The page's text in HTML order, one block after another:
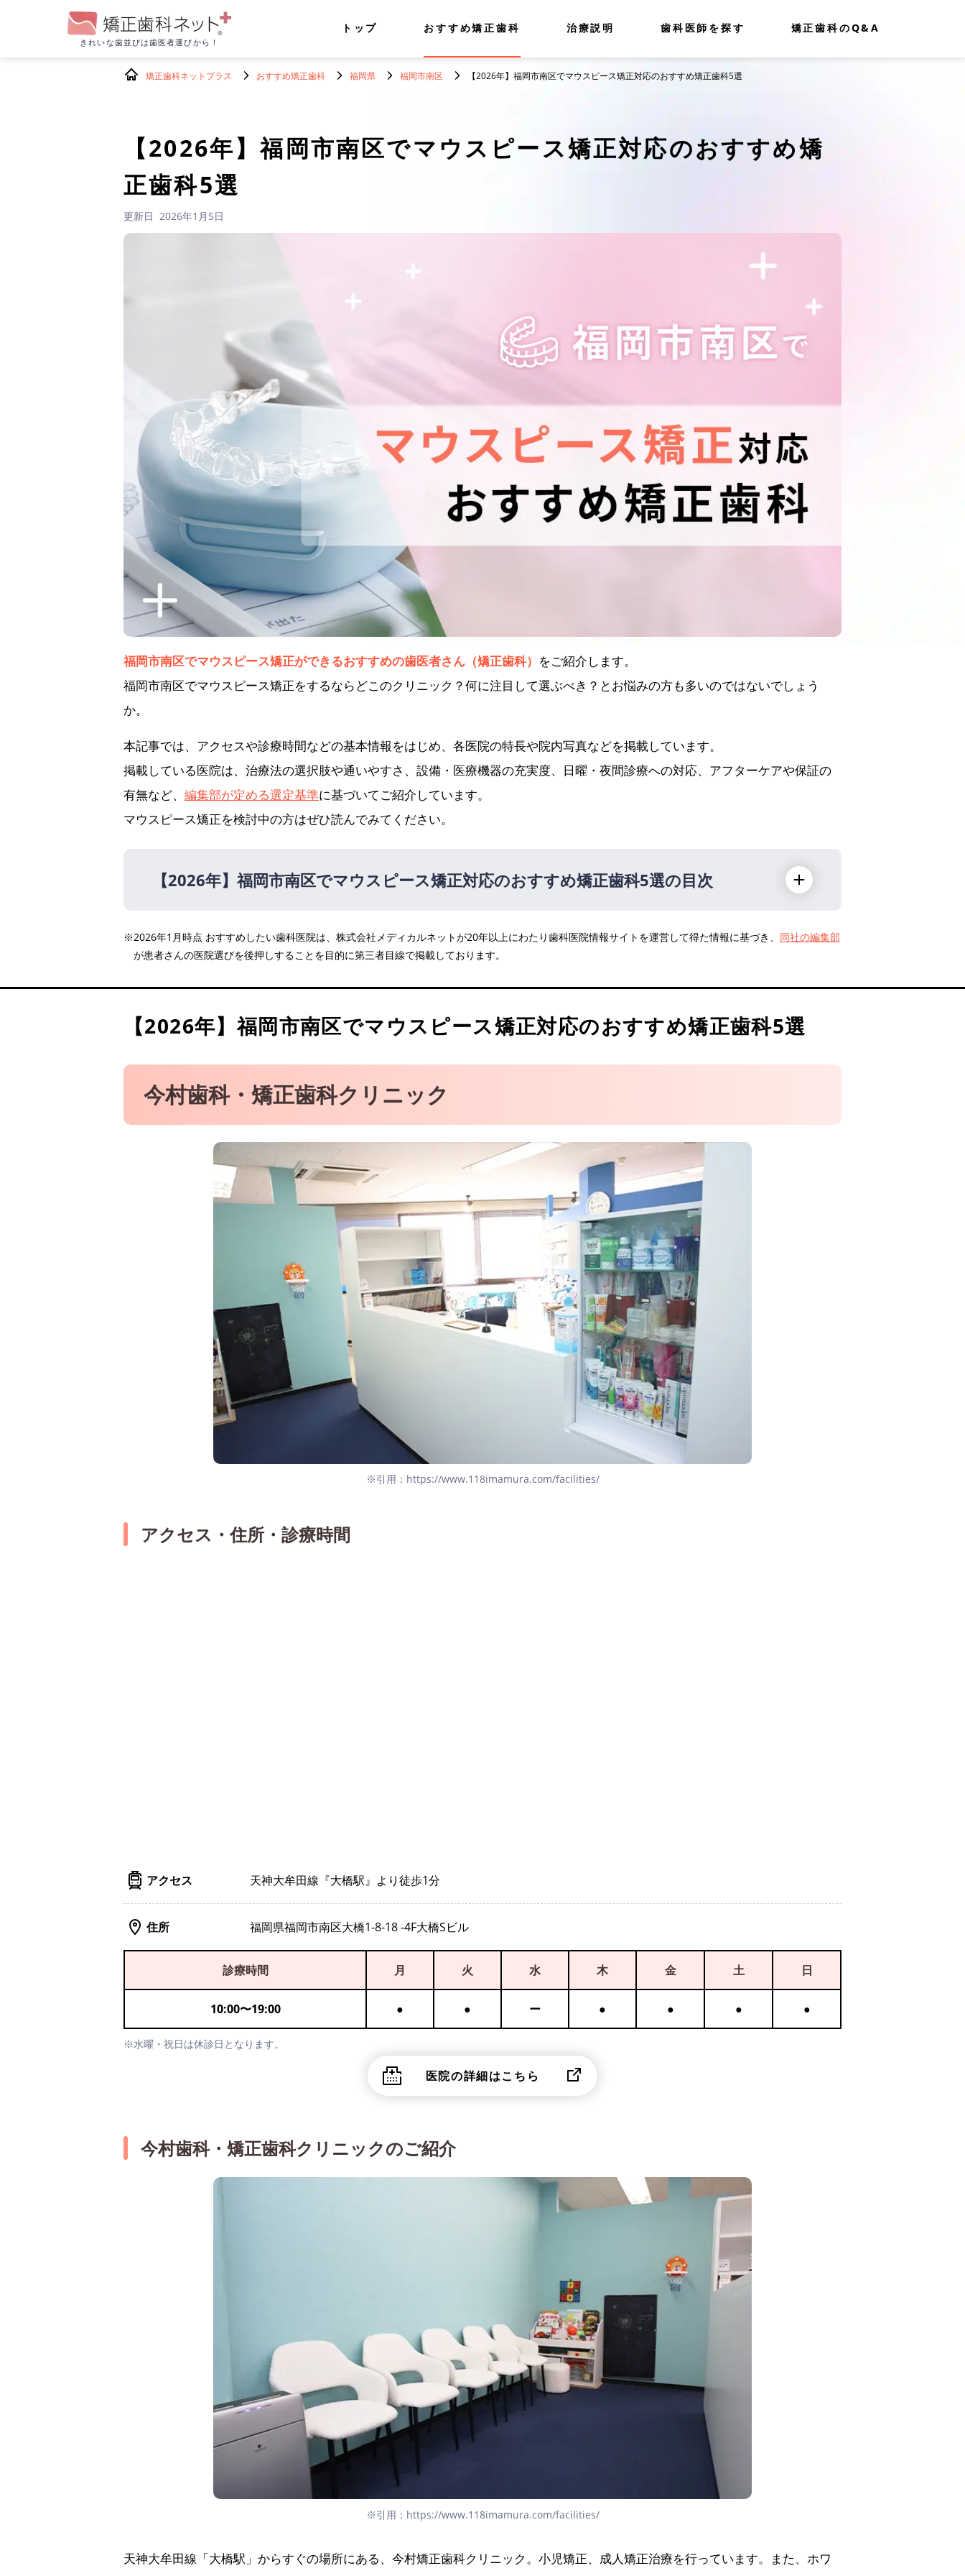
きれいな歯並びは歯医者選びから！
トップ おすすめ矯正歯科 治療説明 歯科医師を探す 矯正歯科のQ&A
矯正歯科ネットプラス おすすめ矯正歯科 福岡県 福岡市南区 【2026年】福岡市南区でマウスピース矯正対応のおすすめ矯正歯科5選
【2026年】福岡市南区でマウスピース矯正対応のおすすめ矯
正歯科5選
更新日 2026年1月5日
福岡市南区でマウスピース矯正ができるおすすめの歯医者さん（矯正歯科） をご紹介します。
福岡市南区でマウスピース矯正をするならどこのクリニック？何に注目して選ぶべき？とお悩みの方も多いのではないでしょう
か。
本記事では、アクセスや診療時間などの基本情報をはじめ、各医院の特長や院内写真などを掲載しています。
掲載している医院は、治療法の選択肢や通いやすさ、設備・医療機器の充実度、日曜・夜間診療への対応、アフターケアや保証の
有無など、 編集部が定める選定基準に基づいてご紹介しています。
マウスピース矯正を検討中の方はぜひ読んでみてください。
【2026年】福岡市南区でマウスピース矯正対応のおすすめ矯正歯科5選の目次
今村歯科・矯正歯科クリニック
パセオ野間大池歯科
くらたに矯正歯科
モトキデンタルクリニック
ひろた哲哉歯科
※2026年1月時点 おすすめしたい歯科医院は、株式会社メディカルネットが20年以上にわたり歯科医院情報サイトを運営して得た情報に基づき、 同社の編集部
が患者さんの医院選びを後押しすることを目的に第三者目線で掲載しております。
【2026年】福岡市南区でマウスピース矯正対応のおすすめ矯正歯科5選
今村歯科・矯正歯科クリニック
※引用：https://www.118imamura.com/facilities/
アクセス・住所・診療時間
アクセス 天神大牟田線『大橋駅』より徒歩1分
住所 福岡県福岡市南区大橋1-8-18 -4F大橋Sビル
診療時間 月 火 水 木 金 土 日
10:00〜19:00 ● ● ー ● ● ● ●
※水曜・祝日は休診日となります。
医院の詳細はこちら
今村歯科・矯正歯科クリニックのご紹介
※引用：https://www.118imamura.com/facilities/
天神大牟田線「大橋駅」からすぐの場所にある、今村矯正歯科クリニック。小児矯正、成人矯正治療を行っています。また、ホワ